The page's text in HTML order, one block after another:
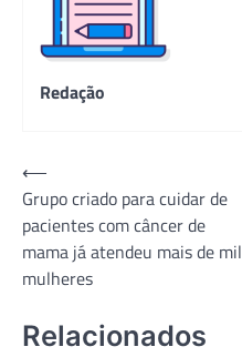
Redação
Navegação
de
Post
⟵
Grupo criado para cuidar de
pacientes com câncer de
mama já atendeu mais de mil
mulheres
Relacionados